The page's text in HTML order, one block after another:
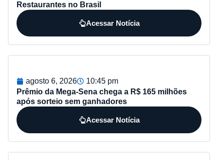
Restaurantes no Brasil
Acessar Notícia
agosto 6, 2026
10:45 pm
Prêmio da Mega-Sena chega a R$ 165 milhões
após sorteio sem ganhadores
Acessar Notícia